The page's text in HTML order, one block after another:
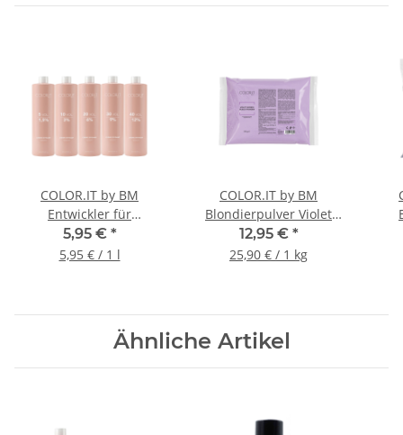
COLOR.IT by BM
Entwickler für
Haarfarben 1L mit
Keratin & Arganöl
5,95 € *
5,95 € / 1 l
COLOR.IT by BM
Blondierpulver Violet
Express Staubfrei, 500g
12,95 € *
25,90 € / 1 kg
Ähnliche Artikel